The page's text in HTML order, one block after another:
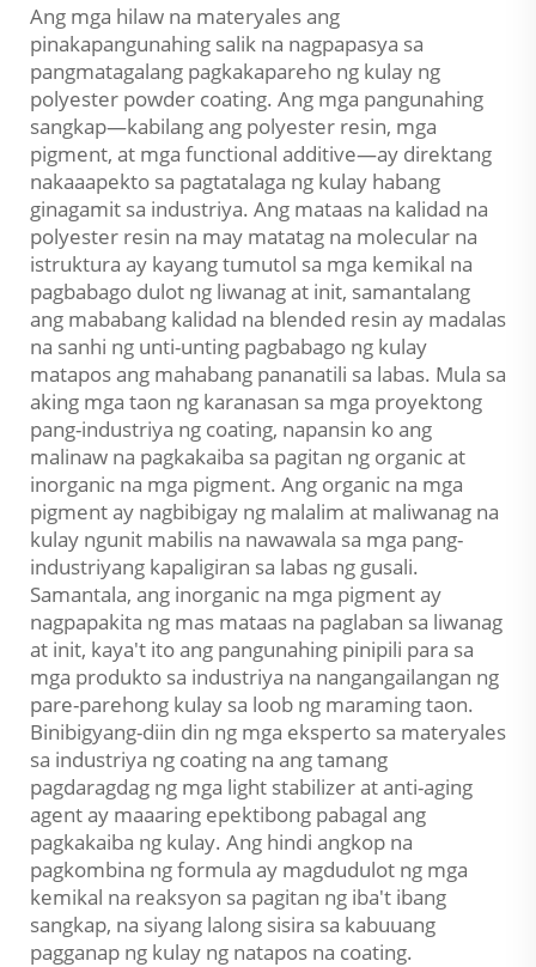
Ang mga hilaw na materyales ang
pinakapangunahing salik na nagpapasya sa
pangmatagalang pagkakapareho ng kulay ng
polyester powder coating. Ang mga pangunahing
sangkap—kabilang ang polyester resin, mga
pigment, at mga functional additive—ay direktang
nakaaapekto sa pagtatalaga ng kulay habang
ginagamit sa industriya. Ang mataas na kalidad na
polyester resin na may matatag na molecular na
istruktura ay kayang tumutol sa mga kemikal na
pagbabago dulot ng liwanag at init, samantalang
ang mababang kalidad na blended resin ay madalas
na sanhi ng unti-unting pagbabago ng kulay
matapos ang mahabang pananatili sa labas. Mula sa
aking mga taon ng karanasan sa mga proyektong
pang-industriya ng coating, napansin ko ang
malinaw na pagkakaiba sa pagitan ng organic at
inorganic na mga pigment. Ang organic na mga
pigment ay nagbibigay ng malalim at maliwanag na
kulay ngunit mabilis na nawawala sa mga pang-
industriyang kapaligiran sa labas ng gusali.
Samantala, ang inorganic na mga pigment ay
nagpapakita ng mas mataas na paglaban sa liwanag
at init, kaya't ito ang pangunahing pinipili para sa
mga produkto sa industriya na nangangailangan ng
pare-parehong kulay sa loob ng maraming taon.
Binibigyang-diin din ng mga eksperto sa materyales
sa industriya ng coating na ang tamang
pagdaragdag ng mga light stabilizer at anti-aging
agent ay maaaring epektibong pabagal ang
pagkakaiba ng kulay. Ang hindi angkop na
pagkombina ng formula ay magdudulot ng mga
kemikal na reaksyon sa pagitan ng iba't ibang
sangkap, na siyang lalong sisira sa kabuuang
pagganap ng kulay ng natapos na coating.